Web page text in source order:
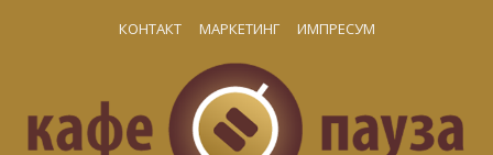
КОНТАКТ МАРКЕТИНГ ИМПРЕСУМ